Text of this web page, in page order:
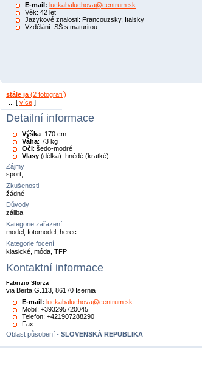
E-mail: luckabaluchova@centrum.sk
Věk: 42 let
Jazykové znalosti: Francouzsky, Italsky
Vzdělání: SŠ s maturitou
stále ja (2 fotografií)
... [ více ]
Detailní informace
Výška: 170 cm
Váha: 73 kg
Oči: šedo-modré
Vlasy (délka): hnědé (kratké)
Zájmy
sport,
Zkušenosti
žádné
Důvody
záliba
Kategorie zařazení
model, fotomodel, herec
Kategorie focení
klasické, móda, TFP
Kontaktní informace
Fabrizio Sforza
via Berta G.113, 86170 Isernia
E-mail:luckabaluchova@centrum.sk
Mobil: +393295720045
Telefon: +421907288290
Fax: -
Oblast působení - SLOVENSKÁ REPUBLIKA